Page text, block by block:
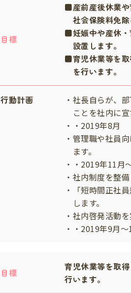
目標
■産前産後休業や
社会保険料免除
■妊娠中や産休・
設置します。
■育児休業等を取
を行います。
行動計画
・社長自らが、
ことを社内に宣
・・2019年8月
・管理職や社員
ます。
・・2019年11月
・社内制度を整備
・「短時間正社
します。
・社内啓発活動を
・・2019年9月～
目標
育児休業等を取
行います。